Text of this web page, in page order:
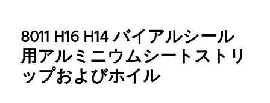
8011 H16 H14 バイアルシール
用アルミニウムシートストリ
ップおよびホイル